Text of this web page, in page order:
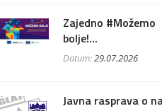
Zajedno #Možemo
bolje!...
Datum:29.07.2026
Javna rasprava o